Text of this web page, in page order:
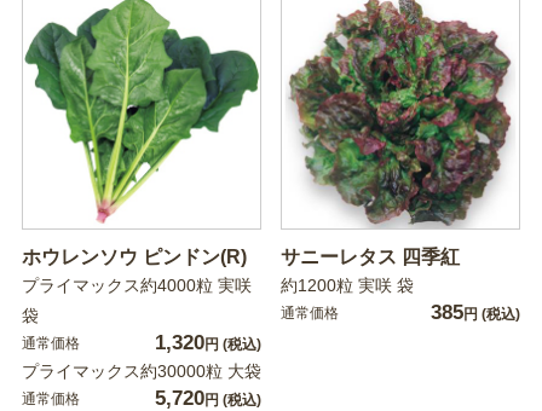
ホウレンソウ ピンドン(R)
プライマックス約4000粒 実咲
袋
通常価格 1,320円 (税込)
プライマックス約30000粒 大袋
通常価格 5,720円 (税込)
サニーレタス 四季紅
約1200粒 実咲 袋
通常価格 385円 (税込)